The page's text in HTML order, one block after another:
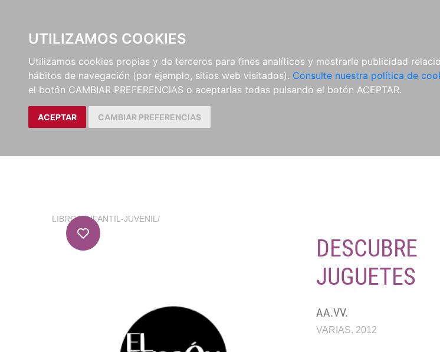
UTILIZAMOS COOKIES
Utilizamos cookies propias y de terceros para fines analíticos y mostrarle publicidad
hábitos de navegación (por ejemplo, sitios web visitados). Consulte nuestra política de
el botón CAMBIAR PREFERENCIAS o aceptarlas todas pulsando el botón ACEPTAR.
ACEPTAR CAMBIAR PREFERENCIAS
LIBROS/INFANTIL-JUVENIL /
DESCUBRE
JUGUETES
AA.VV.
VARIAS. 2012